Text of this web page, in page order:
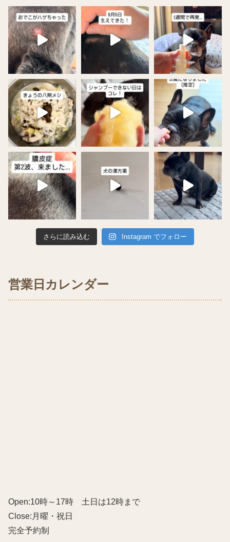
さらに読み込む Instagram でフォロー
営業日カレンダー
Open:10時～17時 土日は12時まで
Close:月曜・祝日
完全予約制